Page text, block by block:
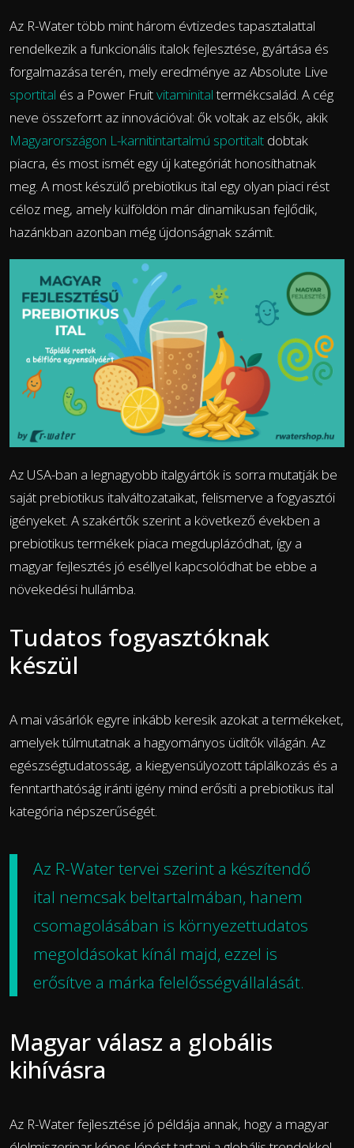
Az R-Water több mint három évtizedes tapasztalattal
rendelkezik a funkcionális italok fejlesztése, gyártása és
forgalmazása terén, mely eredménye az Absolute Live
sportital és a Power Fruitvitaminitaltermékcsalád. A cég
neve összeforrt az innovációval: ők voltak az elsők, akik
Magyarországon L-karnitintartalmú sportitalt dobtak
piacra, és most ismét egy új kategóriát honosíthatnak
meg. A most készülő prebiotikus ital egy olyan piaci rést
céloz meg, amely külföldön már dinamikusan fejlődik,
hazánkban azonban még újdonságnak számít.
Az USA-ban a legnagyobb italgyártók is sorra mutatják be
saját prebiotikus italváltozataikat, felismerve a fogyasztói
igényeket. A szakértők szerint a következő években a
prebiotikus termékek piaca megduplázódhat, így a
magyar fejlesztés jó eséllyel kapcsolódhat be ebbe a
növekedési hullámba.
Tudatos fogyasztóknak
készül
A mai vásárlók egyre inkább keresik azokat a termékeket,
amelyek túlmutatnak a hagyományos üdítők világán. Az
egészségtudatosság, a kiegyensúlyozott táplálkozás és a
fenntarthatóság iránti igény mind erősíti a prebiotikus ital
kategória népszerűségét.
Az R-Water tervei szerint a készítendő
ital nemcsak beltartalmában, hanem
csomagolásában is környezettudatos
megoldásokat kínál majd, ezzel is
erősítve a márka felelősségvállalását.
Magyar válasz a globális
kihívásra
Az R-Water fejlesztése jó példája annak, hogy a magyar